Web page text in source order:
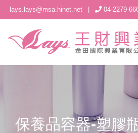
lays.lays@msa.hinet.net 04-2279-
保養品容器-塑膠